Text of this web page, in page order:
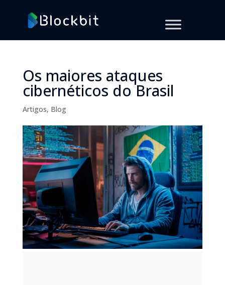
Os maiores ataques
cibernéticos do Brasil
Artigos, Blog